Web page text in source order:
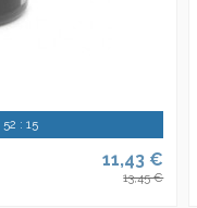
52 : 14
11,43 €
13,45 €